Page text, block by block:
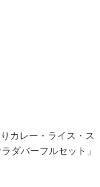
カレー・ライス・ス
ダバーフルセット」